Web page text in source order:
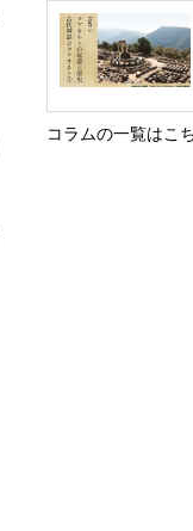
コラムの一覧はこ